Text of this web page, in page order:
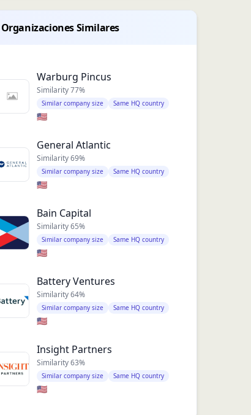
Organizaciones Similares
Warburg Pincus
Similarity77%
Similar company size Same HQ country
🇺🇸
General Atlantic
Similarity69%
Similar company size Same HQ country
🇺🇸
Bain Capital
Similarity65%
Similar company size Same HQ country
🇺🇸
Battery Ventures
Similarity64%
Similar company size Same HQ country
🇺🇸
Insight Partners
Similarity63%
Similar company size Same HQ country
🇺🇸